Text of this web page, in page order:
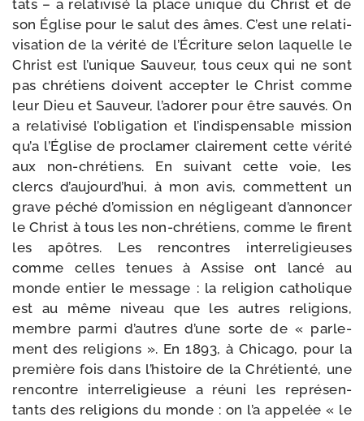
tats – a rela­ti­vi­sé la place unique du Christ et de
son Église pour le salut des âmes. C’est une rela­ti­
vi­sa­tion de la véri­té de l’Écriture selon laquelle le
Christ est l’unique Sauveur, tous ceux qui ne sont
pas chré­tiens doivent accep­ter le Christ comme
leur Dieu et Sauveur, l’adorer pour être sau­vés. On
a rela­ti­vi­sé l’obligation et l’indispensable mis­sion
qu’a l’Église de pro­cla­mer clai­re­ment cette véri­té
aux non-​chrétiens. En sui­vant cette voie, les
clercs d’aujourd’hui, à mon avis, com­mettent un
grave péché d’omission en négli­geant d’annoncer
le Christ à tous les non-​chrétiens, comme le firent
les apôtres. Les ren­contres inter­re­li­gieuses
comme celles tenues à Assise ont lan­cé au
monde entier le mes­sage : la reli­gion catho­lique
est au même niveau que les autres reli­gions,
membre par­mi d’autres d’une sorte de « par­le­
ment des reli­gions ». En 1893, à Chicago, pour la
pre­mière fois dans l’histoire de la Chrétienté, une
ren­contre inter­re­li­gieuse a réuni les repré­sen­
tants des reli­gions du monde : on l’a appe­lée « le